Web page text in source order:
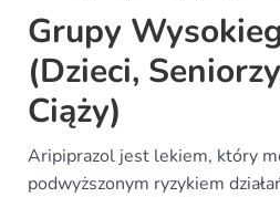
Grupy
(Dzieci,
Ciąży)
Aripiprazol jest lekiem, który
podwyższonym ryzykiem